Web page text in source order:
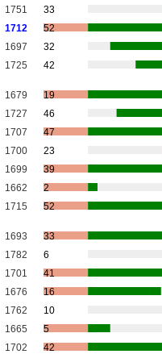
1751
33
1712
52
1697
32
1725 42
1679
19
1727
46
1707
47
1700
23
1699
39
1662
2
1715 52
1693
33
1782
6
1701
41
1676
16
1762
10
1665
5
1702
42